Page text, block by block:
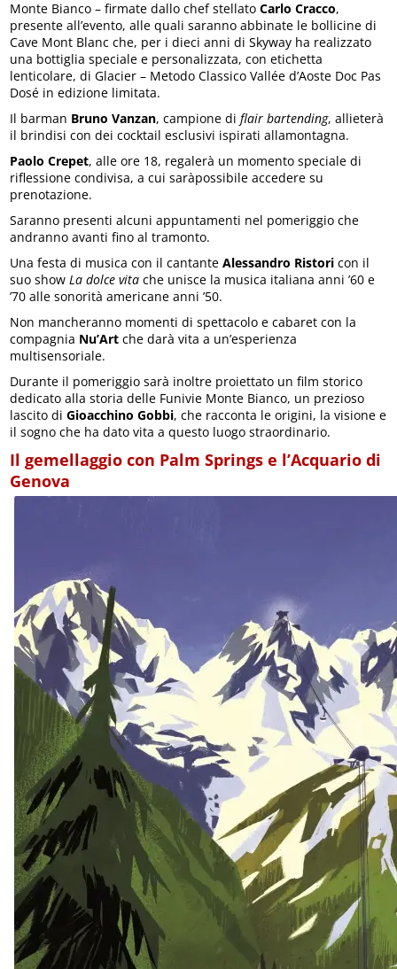
Monte Bianco – firmate dallo chef stellatoCarlo Cracco,
presente all’evento, alle quali saranno abbinate le bollicine di
Cave Mont Blanc che, per i dieci anni di Skyway ha realizzato
una bottiglia speciale e personalizzata, con etichetta
lenticolare, di Glacier – Metodo Classico Vallée d’Aoste Doc Pas
Dosé in edizione limitata.
Il barman Bruno Vanzan, campione di flair bartending, allieterà
il brindisi con dei cocktail esclusivi ispirati allamontagna.
Paolo Crepet, alle ore 18, regalerà un momento speciale di
riflessione condivisa, a cui saràpossibile accedere su
prenotazione.
Saranno presenti alcuni appuntamenti nel pomeriggio che
andranno avanti fino al tramonto.
Una festa di musica con il cantanteAlessandro Ristori con il
suo showLa dolce vita che unisce la musica italiana anni ’60 e
’70 alle sonorità americane anni ’50.
Non mancheranno momenti di spettacolo e cabaret con la
compagnia Nu’Art che darà vita a un’esperienza
multisensoriale.
Durante il pomeriggio sarà inoltre proiettato un film storico
dedicato alla storia delle Funivie Monte Bianco, un prezioso
lascito diGioacchino Gobbi, che racconta le origini, la visione e
il sogno che ha dato vita a questo luogo straordinario.
Il gemellaggio con Palm Springs e l’Acquario di
Genova